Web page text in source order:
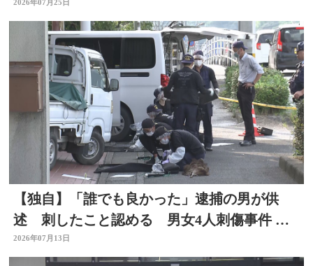
分市でフェア
2026年07月25日
【独自】「誰でも良かった」逮捕の男が供
述 刺したこと認める 男女4人刺傷事件 被
害者と面識なし 大分
2026年07月13日